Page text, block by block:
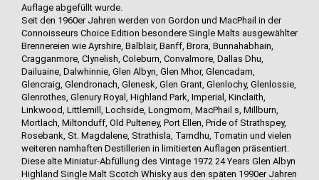
Auflage abgefüllt wurde.
Seit den 1960er Jahren werden von Gordon und MacPhail in der
Connoisseurs Choice Edition besondere Single Malts ausgewählter
Brennereien wie Ayrshire, Balblair, Banff, Brora, Bunnahabhain,
Cragganmore, Clynelish, Coleburn, Convalmore, Dallas Dhu,
Dailuaine, Dalwhinnie, Glen Albyn, Glen Mhor, Glencadam,
Glencraig, Glendronach, Glenesk, Glen Grant, Glenlochy, Glenlossie,
Glenrothes, Glenury Royal, Highland Park, Imperial, Kinclaith,
Linkwood, Littlemill, Lochside, Longmorn, MacPhail s, Millburn,
Mortlach, Miltonduff, Old Pulteney, Port Ellen, Pride of Strathspey,
Rosebank, St. Magdalene, Strathisla, Tamdhu, Tomatin und vielen
weiteren namhaften Destillerien in limitierten Auflagen präsentiert.
Diese alte Miniatur-Abfüllung des Vintage 1972 24 Years Glen Albyn
Highland Single Malt Scotch Whisky aus den späten 1990er Jahren